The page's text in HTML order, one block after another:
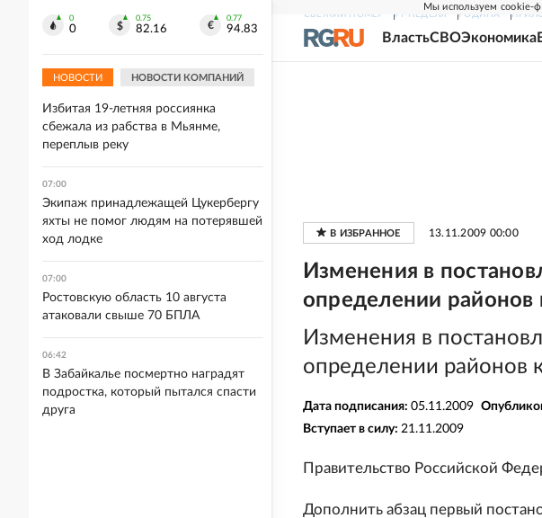
Мы используем cookie-
СВЕЖИЙ НОМЕР РГ-НЕДЕЛЯ РОДИНА
ВластьСВОЭкономика
13.11.2009 00:00
Изменения в
определении районов
Изменения в
определении районов
Дата подписания: 05.11.2009
Вступает в силу: 21.11.2009
Правительство Российской
Дополнить абзац первый
0
0
0.75
82.16
0.77
94.83
НОВОСТИ НОВОСТИ КОМПАНИЙ
На Селигере забили рюхи: в
Осташкове стартовал августовский
Избитая 19-летняя россиянка
сбежала из рабства в Мьянме,
переплыв реку
07:00
Экипаж принадлежащей Цукербергу
яхты не помог людям на потерявшей
ход лодке
07:00
Ростовскую область 10 августа
атаковали свыше 70 БПЛА
06:42
В Забайкалье посмертно наградят
подростка, который пытался спасти
друга